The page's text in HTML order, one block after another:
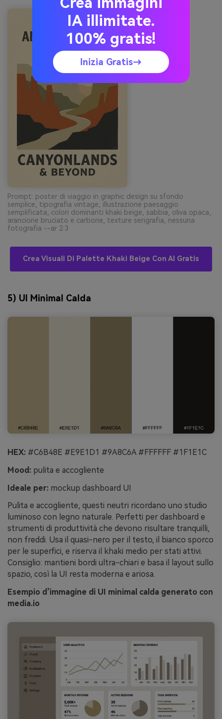
Prompt: poster di viaggio in graphic design su sfondo
semplice, tipografia vintage, illustrazione paesaggio
semplificata, colori dominanti khaki beige, sabbia, oliva opaca,
arancione bruciato e carbone, texture serigrafia, nessuna
fotografia --ar 2:3
Crea Visuali Di Palette Khaki Beige Con AI Gratis
5) UI Minimal Calda
HEX: #C6B48E #E9E1D1 #9A8C6A #FFFFFF #1F1E1C
Mood: pulita e accogliente
Ideale per: mockup dashboard UI
Pulita e accogliente, questi neutri ricordano uno studio
luminoso con legno naturale. Perfetti per dashboard e
strumenti di produttività che devono risultare tranquilli,
non freddi. Usa il quasi-nero per il testo, il bianco sporco
per le superfici, e riserva il khaki medio per stati attivi.
Consiglio: mantieni bordi ultra-chiari e basa il layout sullo
spazio, così la UI resta moderna e ariosa.
Esempio d’immagine di UI minimal calda generato con
media.io
IA illimitate.
100% gratis!
Inizia Gratis→